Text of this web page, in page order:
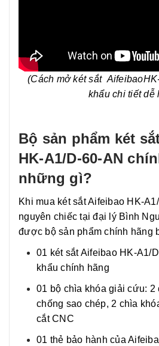
(Cách mở két sắt
khẩu chi tiết dễ
Bộ sản phẩm két
HK-A1/D-60-AN
những gì?
Khi mua két sắt Aifeibao HK-
nguyên chiếc tại đại lý Bình
được bộ sản phẩm chính hãng
01 két sắt Aifeibao HK-A1/
khẩu chính hãng
01 bộ chìa khóa giải cứu: 2
chống sao chép, 2 chìa
cắt CNC
01 thẻ bảo hành của